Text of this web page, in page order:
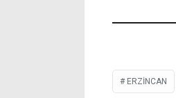
ERZINCAN